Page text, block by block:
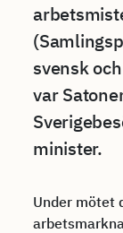
svensk
var
minister.
Under mötet